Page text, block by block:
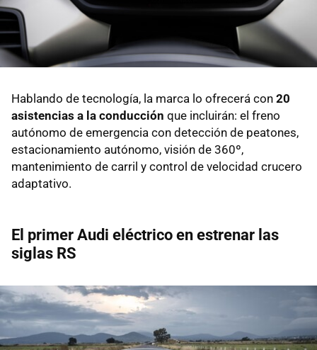
Hablando de tecnología, la marca lo ofrecerá con 20
asistencias a la conducción que incluirán: el freno
autónomo de emergencia con detección de peatones,
estacionamiento autónomo, visión de 360º,
mantenimiento de carril y control de velocidad crucero
adaptativo.
El primer Audi eléctrico en estrenar las
siglas RS